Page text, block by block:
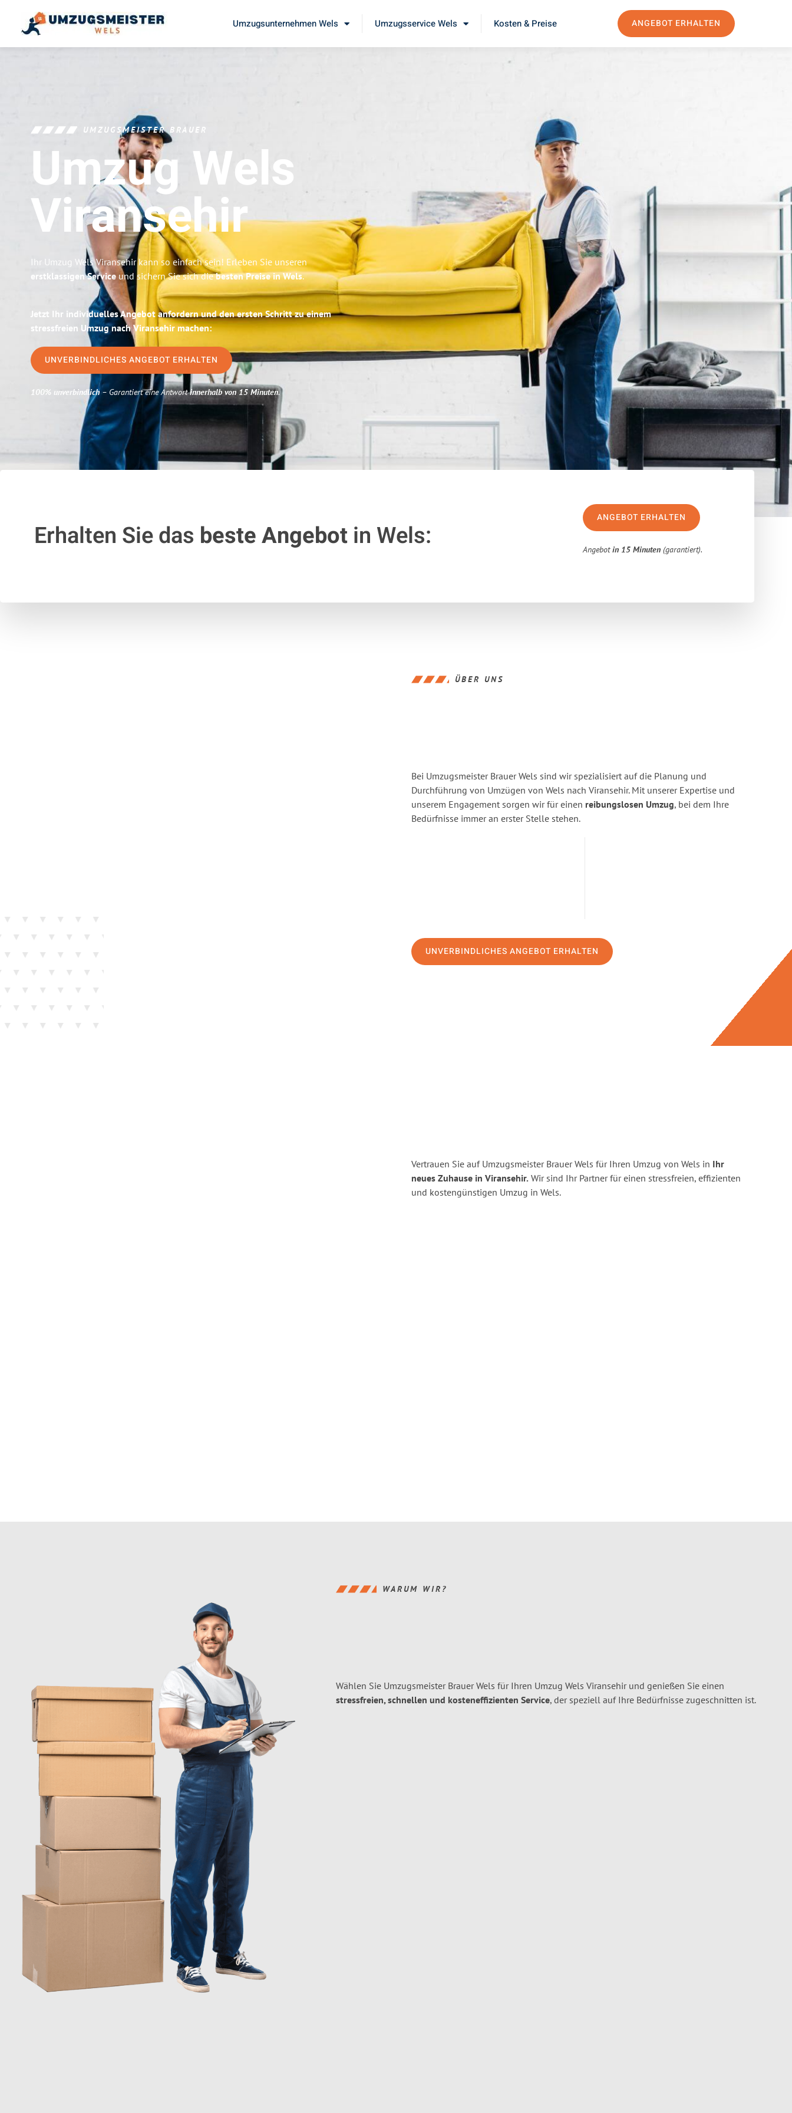
Umzugsunternehmen Wels Umzugsservice Wels Kosten & Preise ANGEBOT ERHALTEN
UMZUGSMEISTER BRAUER
Umzug Wels
Viransehir
Ihr Umzug Wels Viransehir kann so einfach sein! Erleben Sie unseren
erstklassigen Service und sichern Sie sich diebesten Preise in Wels.
Jetzt Ihr individuelles Angebot anfordern und den ersten Schritt zu einem
stressfreien Umzug nach Viransehir machen:
UNVERBINDLICHES ANGEBOT ERHALTEN
100% unverbindlich– Garantiert eine Antwortinnerhalb von 15 Minuten.
Erhalten Sie das beste Angebotin Wels:
ANGEBOT ERHALTEN
Angebotin 15 Minuten (garantiert).
ÜBER UNS
Bei Umzugsmeister Brauer Wels sind wir spezialisiert auf die Planung und
Durchführung von Umzügen von Wels nach Viransehir. Mit unserer Expertise und
unserem Engagement sorgen wir für einen reibungslosen Umzug, bei dem Ihre
Bedürfnisse immer an erster Stelle stehen.
UNVERBINDLICHES ANGEBOT ERHALTEN
Vertrauen Sie auf Umzugsmeister Brauer Wels für Ihren Umzug von Wels in Ihr
neues Zuhause in Viransehir. Wir sind Ihr Partner für einen stressfreien, effizienten
und kostengünstigen Umzug in Wels.
WARUM WIR?
Wählen Sie Umzugsmeister Brauer Wels für Ihren Umzug Wels Viransehir und genießen Sie einen
stressfreien, schnellen und kosteneffizienten Service, der speziell auf Ihre Bedürfnisse zugeschnitten ist.